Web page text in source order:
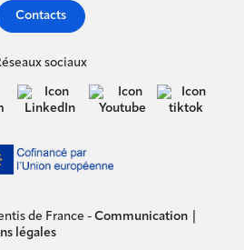
Contacts
de France -Communication
légales
sociaux